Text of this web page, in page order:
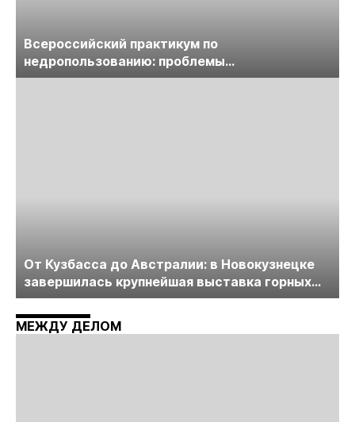
Всероссийский практикум по
недропользованию: проблемы
лицензирования, цифровизации, экспертизы
От Кузбасса до Австралии: в Новокузнецке
завершилась крупнейшая выставка горных
технологий «Недра России. Уголь России и
Майнинг»
МЕЖДУ ДЕЛОМ